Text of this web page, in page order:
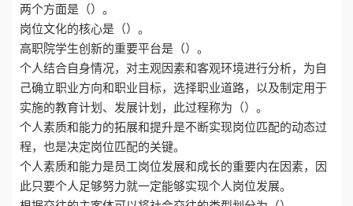
两个方面是（）。
岗位文化的核心是（）。
高职院学生创新的重要平台是（）。
个人结合自身情况，对主观因素和客观环境进行分析，为自
己确立职业方向和职业目标，选择职业道路，以及制定用于
实施的教育计划、发展计划，此过程称为（）。
个人素质和能力的拓展和提升是不断实现岗位匹配的动态过
程，也是决定岗位匹配的关键。
个人素质和能力是员工岗位发展和成长的重要内在因素，因
此只要个人足够努力就一定能够实现个人岗位发展。